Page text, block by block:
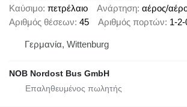
Καύσιμο πετρέλαιο Ανάρτηση αέρος/
Αριθμός θέσεων 45 Αριθμός πορτών 1-2-
Γερμανία, Wittenburg
NOB Nordost Bus GmbH